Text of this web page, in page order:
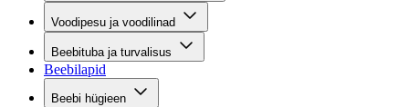
Voodipesu ja voodilinad
Beebituba ja turvalisus
Beebilapid
Beebi hügieen